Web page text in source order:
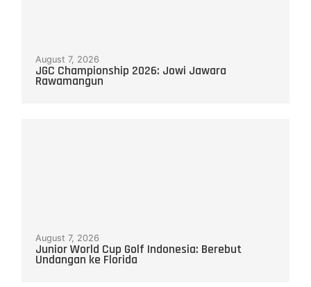
August 7, 2026
JGC Championship 2026: Jowi Jawara
Rawamangun
August 7, 2026
Junior World Cup Golf Indonesia: Berebut
Undangan ke Florida